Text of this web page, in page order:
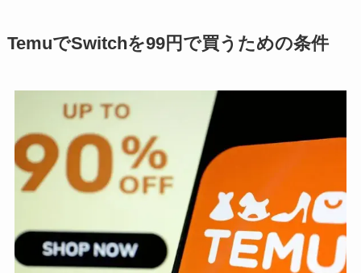
TemuでSwitchを99円で買うための条件